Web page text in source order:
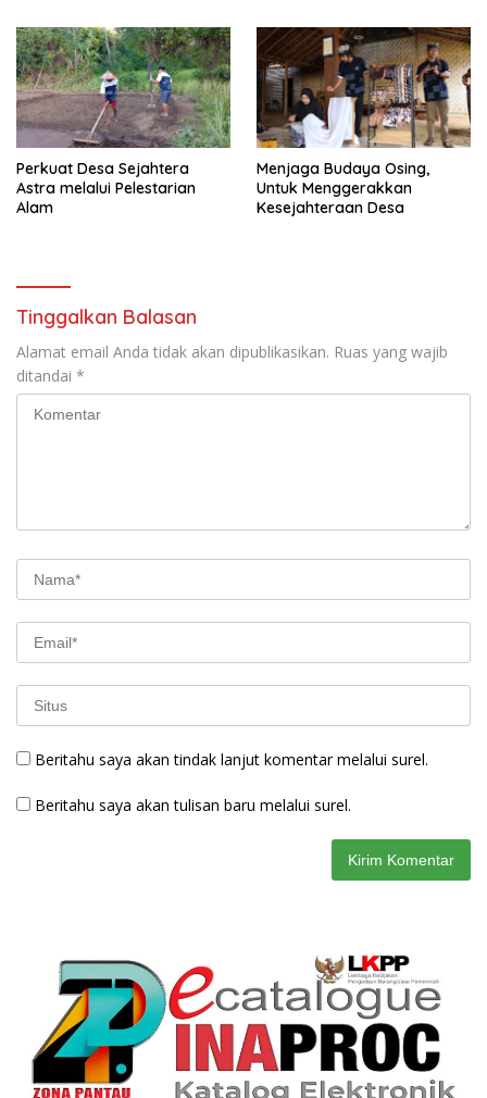
Perkuat Desa Sejahtera
Astra melalui Pelestarian
Alam
Menjaga Budaya Osing,
Untuk Menggerakkan
Kesejahteraan Desa
Tinggalkan Balasan
Alamat email Anda tidak akan dipublikasikan. Ruas yang wajib
ditandai *
Beritahu saya akan tindak lanjut komentar melalui surel.
Beritahu saya akan tulisan baru melalui surel.